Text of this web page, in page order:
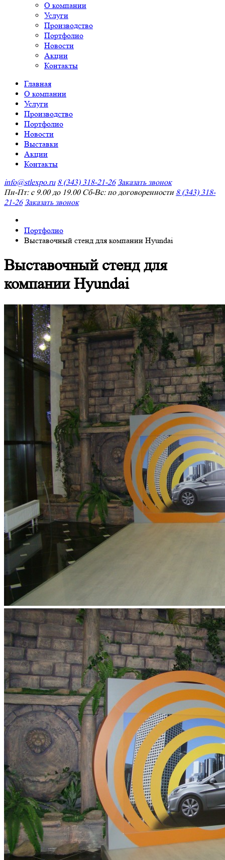
О компании
Услуги
Производство
Портфолио
Новости
Акции
Контакты
Главная
О компании
Услуги
Производство
Портфолио
Новости
Выставки
Акции
Контакты
info@stlexpo.ru 8 (343) 318-21-26 Заказать звонок
Пн-Пт: с 9.00 до 19.00 Сб-Вс: по договоренности 8 (343) 318-
21-26 Заказать звонок
Портфолио
Выставочный стенд для компании Hyundai
Выставочный стенд для
компании Hyundai